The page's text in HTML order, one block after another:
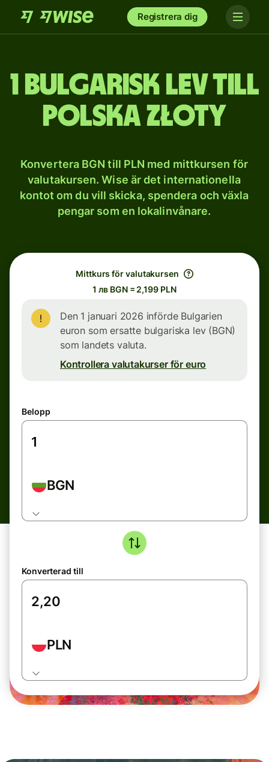
Registrera dig
1 bulgarisk lev till
polska złoty
Konvertera BGN till PLN med mittkursen för
valutakursen. Wise är det internationella
kontot om du vill skicka, spendera och växla
pengar som en lokalinvånare.
Mittkurs för valutakursen
1 лв BGN = 2,199 PLN
Den 1 januari 2026 införde Bulgarien
euron som ersatte bulgariska lev (BGN)
som landets valuta.
Kontrollera valutakurser för euro
Belopp
BGN
Konverterad till
PLN